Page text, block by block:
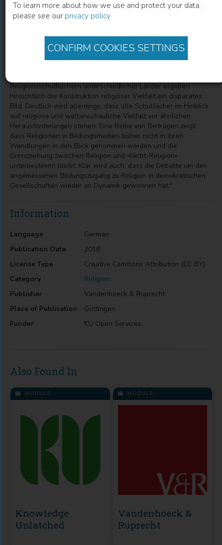
To learn more about how we use and protect your data,
please see our privacy policy.
CONFIRM COOKIES SETTINGS
Zrinka Štimac(Editor ) Riem Spielhaus(Editor)
Description
Religionsschulbüchern unterschiedlicher Länder ergeben
hinsichtlich der Konstruktion religiöser Vielfalt ein disparates
Bild. Deutlich wird allerdings, dass alle Schulfächer im Hinblick
auf religiöse und weltanschauliche Vielfalt vor ähnlichen
Herausforderungen stehen. Eine Reihe von Beiträgen zeigt,
dass Religionen in Bildungsmedien bisher nicht in ihren
Wandlungen in den Blick genommen werden und die
Grenzziehung zwischen Religion und »Nicht-Religion«
unterbestimmt bleibt. Klar wird auch, dass die Debatte um den
angemessenen Bildungszugang zu Religion in demokratischen
Gesellschaften wieder an Dynamik gewonnen hat."
Information
Language
German
Publication Date
2018
License Type
Creative Commons Attribution (CC BY)
Category
Religion
Publisher
Vandenhoeck & Ruprecht
Place of Publication
Gottingen
Funder
KU Open Services
Also Found In
MODULE
Knowledge
Unlatched
MODULE
Vandenhoeck &
Ruprecht